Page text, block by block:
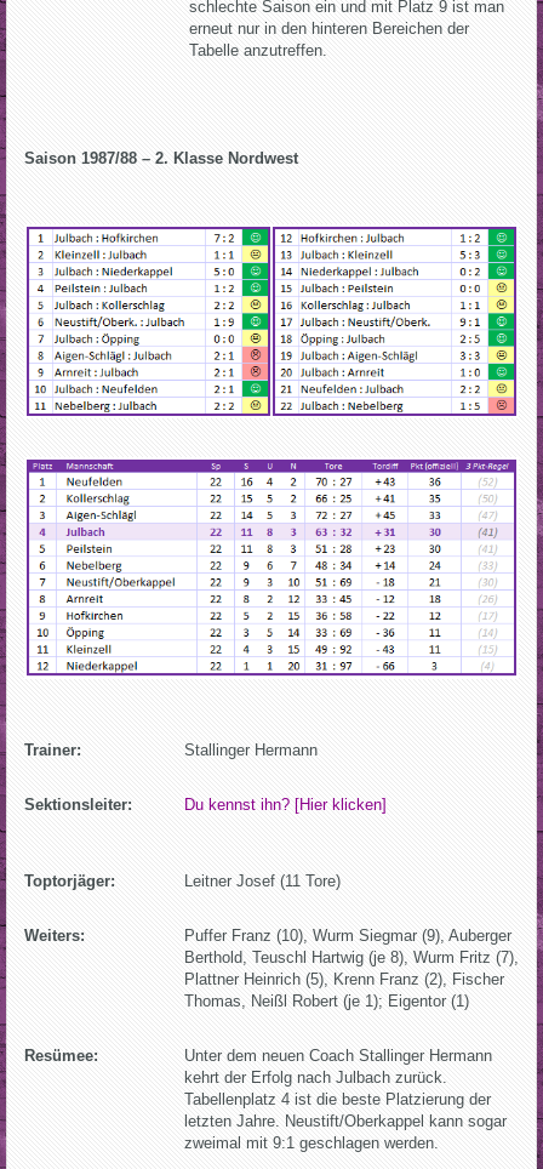
schlechte Saison ein und mit Platz 9 ist man
erneut nur in den hinteren Bereichen der
Tabelle anzutreffen.
Saison 1987/88 – 2. Klasse Nordwest
Trainer: Stallinger Hermann
Sektionsleiter: Du kennst ihn? [Hier klicken]
Toptorjäger: Leitner Josef (11 Tore)
Weiters:
Puffer Franz (10), Wurm Siegmar (9), Auberger
Berthold, Teuschl Hartwig (je 8), Wurm Fritz (7),
Plattner Heinrich (5), Krenn Franz (2), Fischer
Thomas, Neißl Robert (je 1); Eigentor (1)
Resümee:
Unter dem neuen Coach Stallinger Hermann
kehrt der Erfolg nach Julbach zurück.
Tabellenplatz 4 ist die beste Platzierung der
letzten Jahre. Neustift/Oberkappel kann sogar
zweimal mit 9:1 geschlagen werden.